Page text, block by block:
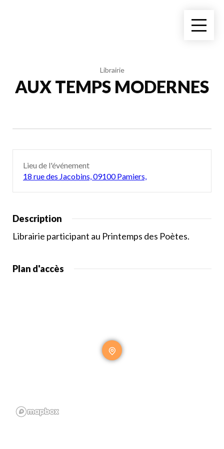
Librairie
AUX TEMPS MODERNES
Lieu de l'événement
18 rue des Jacobins, 09100 Pamiers,
Description
Librairie participant au Printemps des Poètes.
Plan d'accès